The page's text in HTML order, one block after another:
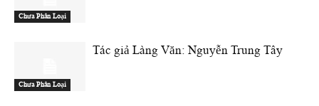
Chưa Phân Loại
Chưa Phân Loại
Tác giả Làng Văn: Nguyễn Trung Tây